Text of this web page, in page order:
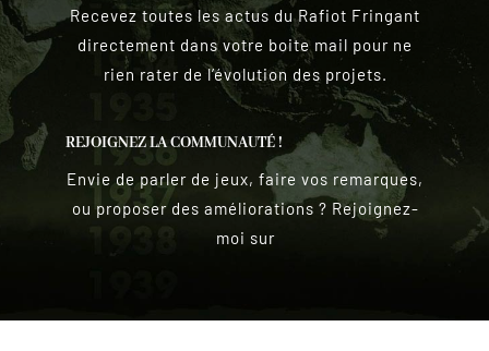
Recevez toutes les actus du Rafiot Fringant
directement dans votre boite mail pour ne
rien rater de l’évolution des projets.
REJOIGNEZ LA COMMUNAUTÉ !
Envie de parler de jeux, faire vos remarques,
ou proposer des améliorations ? Rejoignez-
moi sur